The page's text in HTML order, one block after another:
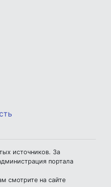
источников. За
портала
смотрите на сайте